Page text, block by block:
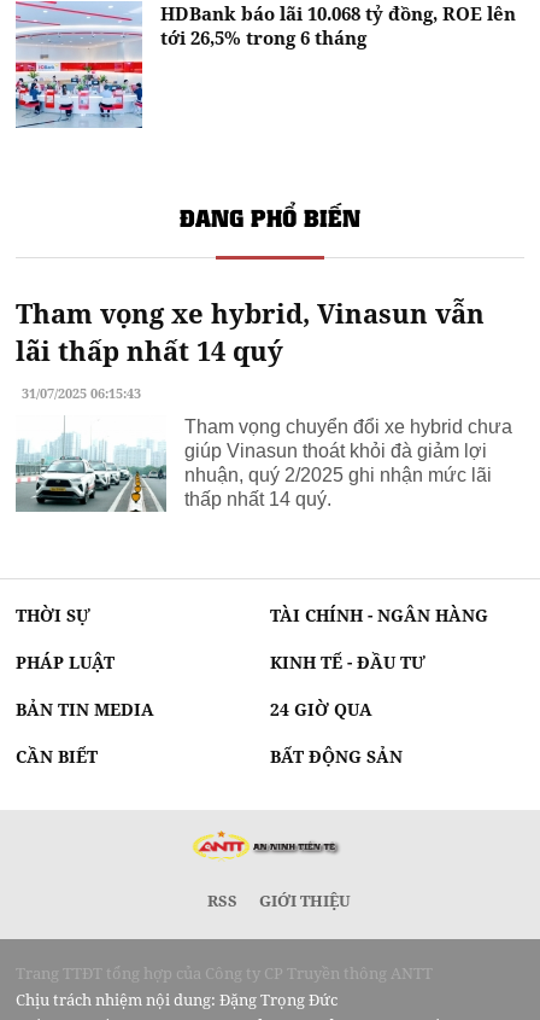
HDBank báo lãi 10.068 tỷ đồng, ROE lên
tới 26,5% trong 6 tháng
ĐANG PHỔ BIẾN
Tham vọng xe hybrid, Vinasun vẫn
lãi thấp nhất 14 quý
31/07/2025 06:15:43
Tham vọng chuyển đổi xe hybrid chưa
giúp Vinasun thoát khỏi đà giảm lợi
nhuận, quý 2/2025 ghi nhận mức lãi
thấp nhất 14 quý.
THỜI SỰ TÀI CHÍNH - NGÂN HÀNG
PHÁP LUẬT KINH TẾ - ĐẦU TƯ
BẢN TIN MEDIA 24 GIỜ QUA
CẦN BIẾT BẤT ĐỘNG SẢN
RSS GIỚI THIỆU
Trang TTĐT tổng hợp của Công ty CP Truyền thông ANTT
Chịu trách nhiệm nội dung: Đặng Trọng Đức